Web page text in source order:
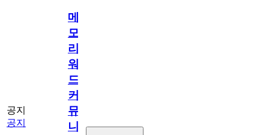
공지
공지
메
모
리
워
드
커
뮤
니